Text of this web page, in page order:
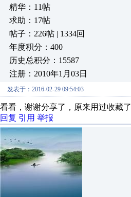
精华：11帖
求助：17帖
帖子：226帖 | 1334回
年度积分：400
历史总积分：15587
注册：2010年1月03日
发表于：2016-02-29 09:54:03
看看，谢谢分享了，原来用过收藏了
回复 引用 举报